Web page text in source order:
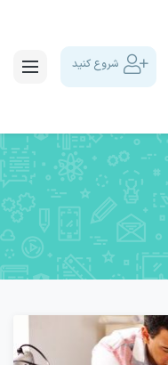
شروع کنید